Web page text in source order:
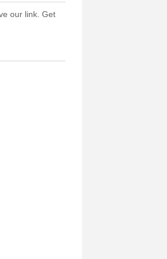
our link. Get